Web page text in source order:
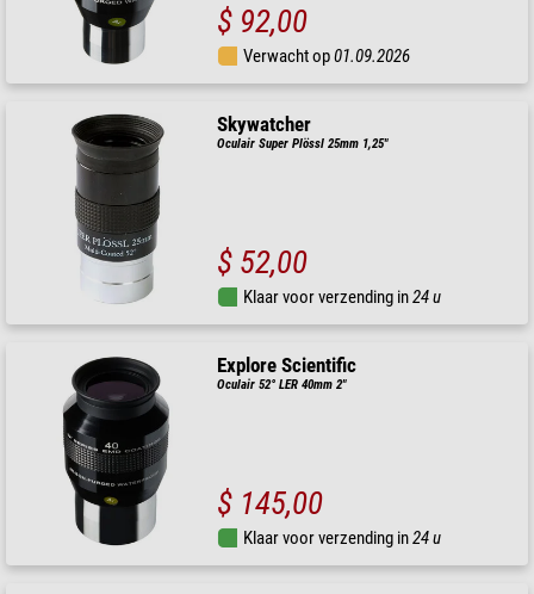
$ 92,00
Verwacht op01.09.2026
Skywatcher
Oculair Super Plössl 25mm 1,25"
$ 52,00
Klaar voor verzending in24 u
Explore Scientific
Oculair 52° LER 40mm 2"
$ 145,00
Klaar voor verzending in24 u